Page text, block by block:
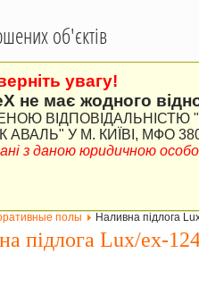
об'єктів
увагу!
не має жодного
ВІДПОВІДАЛЬНІСТЮ
У М. КИЇВІ, МФО
з даною юридичною
полы Наливна підлога
підлога Lux/ex-